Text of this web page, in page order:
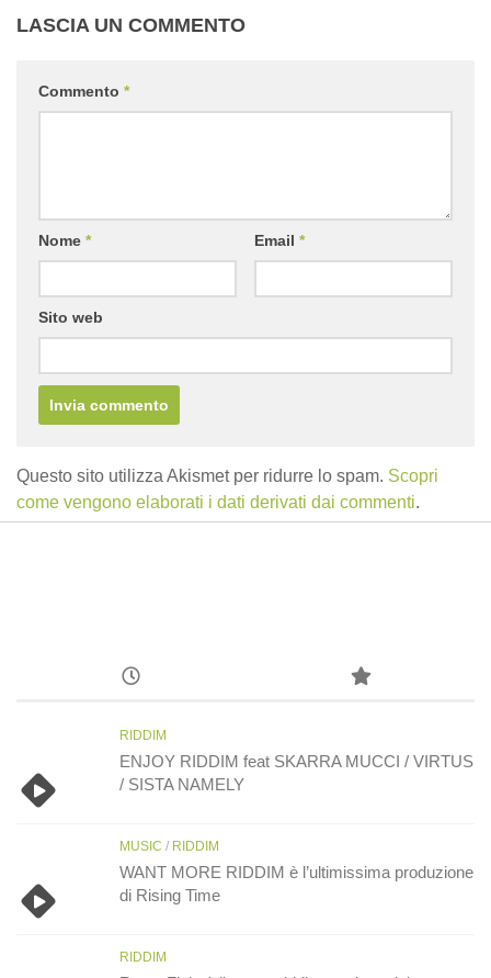
LASCIA UN COMMENTO
Commento *
Nome * Email *
Sito web
Questo sito utilizza Akismet per ridurre lo spam. Scopri
come vengono elaborati i dati derivati dai commenti.
RIDDIM
ENJOY RIDDIM feat SKARRA MUCCI / VIRTUS
/ SISTA NAMELY
MUSIC / RIDDIM
WANT MORE RIDDIM è l’ultimissima produzione
di Rising Time
RIDDIM